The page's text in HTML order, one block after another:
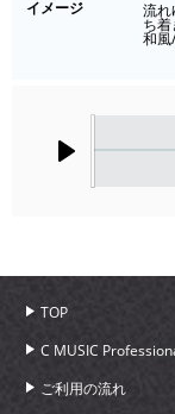
イメージ
流
ち
和
TOP
C MUSIC
ご利用の流れ